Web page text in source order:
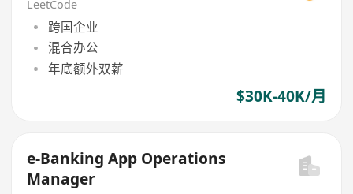
LeetCode
跨国企业
混合办公
年底额外双薪
$30K-40K/月
e-Banking App Operations
Manager